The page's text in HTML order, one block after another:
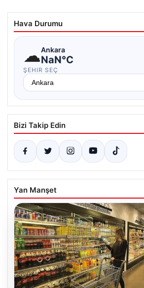
Hava Durumu
☁Ankara
NaN°C
ŞEHIR SEÇ
Bizi Takip Edin
Yan Manşet